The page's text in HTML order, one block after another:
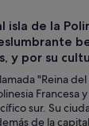
isla de la
y por su
"Reina
Francesa
sur. Su
de la